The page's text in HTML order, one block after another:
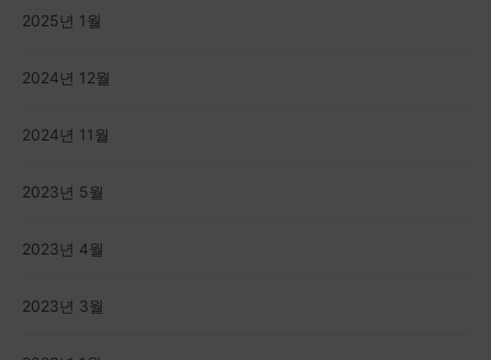
2025년 1월
2024년 12월
2024년 11월
2023년 5월
2023년 4월
2023년 3월